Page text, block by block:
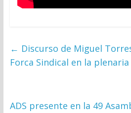
← Discurso de Miguel
Forca Sindical en la plenaria
ADS presente en la 49